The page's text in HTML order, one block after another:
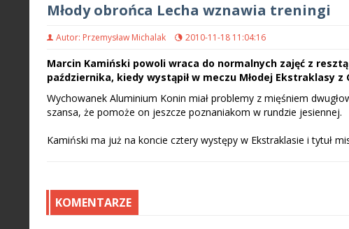
Młody obrońca Lecha wznawia treningi
Autor: Przemysław Michalak 2010-11-18 11:04:16
Marcin Kamiński powoli wraca do normalnych zajęć z
października, kiedy wystąpił w meczu Młodej Ekstraklasy z
Wychowanek Aluminium Konin miał problemy z mięśniem
szansa, że pomoże on jeszcze poznaniakom w rundzie jesiennej.
Kamiński ma już na koncie cztery występy w Ekstraklasie i tytuł
KOMENTARZE